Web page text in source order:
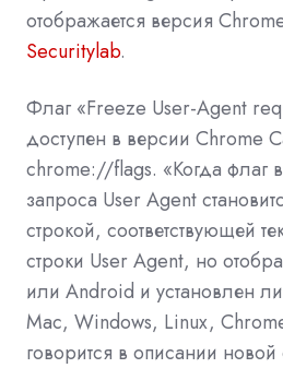
отображается версия
Securitylab.
Флаг «Freeze User-Agent
доступен в версии Chrome
chrome://flags. «Когда флаг
запроса User Agent
строкой, соответствующей
строки User Agent, но
или Android и установлен
Mac, Windows, Linux,
говорится в описании